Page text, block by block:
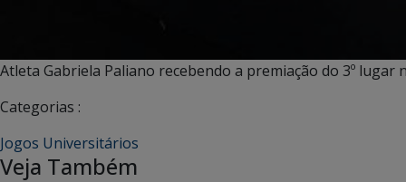
Atleta Gabriela Paliano recebendo a premiação do 3º lugar
Categorias :
Jogos Universitários
Veja Também